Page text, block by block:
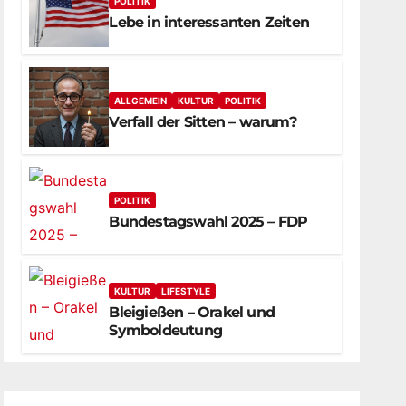
Lebe in interessanten Zeiten
ALLGEMEIN KULTUR POLITIK
Verfall der Sitten – warum?
POLITIK
Bundestagswahl 2025 – FDP
KULTUR LIFESTYLE
Bleigießen – Orakel und
Symboldeutung